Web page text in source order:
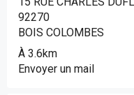
92270
BOIS COLOMBES
À 3.6km
Envoyer un mail